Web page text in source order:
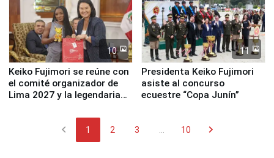
10
Keiko Fujimori se reúne con
el comité organizador de
Lima 2027 y la legendaria
11
Presidenta Keiko Fujimori
asiste al concurso
ecuestre “Copa Junín”
chevron_left 1 2 3 10 chevron_right